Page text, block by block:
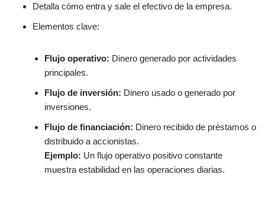
Detalla cómo entra y sale el efectivo de la empresa.
Elementos clave:
Flujo operativo: Dinero generado por actividades
principales.
Flujo de inversión: Dinero usado o generado por
inversiones.
Flujo de financiación: Dinero recibido de préstamos o
distribuido a accionistas.
Ejemplo: Un flujo operativo positivo constante
muestra estabilidad en las operaciones diarias.